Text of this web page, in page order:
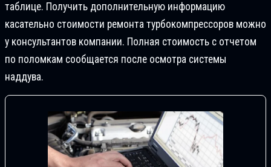
таблице. Получить дополнительную информацию
касательно стоимости ремонта турбокомпрессоров можно
у консультантов компании. Полная стоимость с отчетом
по поломкам сообщается после осмотра системы
наддува.